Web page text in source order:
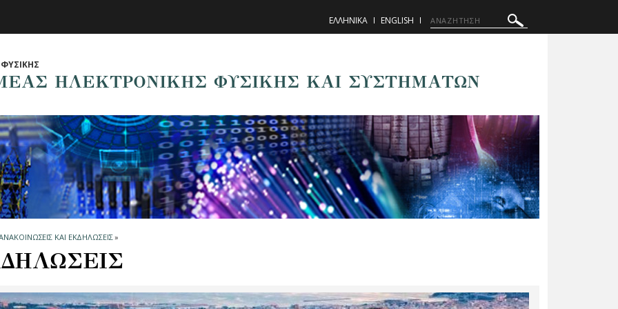
ΕΛΛΗΝΙΚΑ ENGLISH
ΗΛΕΚΤΡΟΝΙΚΗΣ ΦΥΣΙΚΗΣ ΚΑΙ ΣΥΣΤΗΜΑΤΩΝ
ΚΑΙ ΕΚΔΗΛΩΣΕΙΣ»